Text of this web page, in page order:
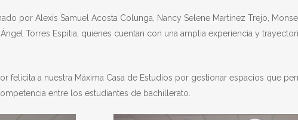
por Alexis Samuel Acosta Colunga, Nancy Selene Martínez Trejo,
Torres Espitia, quienes cuentan con una amplia experiencia y
felicita a nuestra Máxima Casa de Estudios por gestionar espacios que
entre los estudiantes de bachillerato.